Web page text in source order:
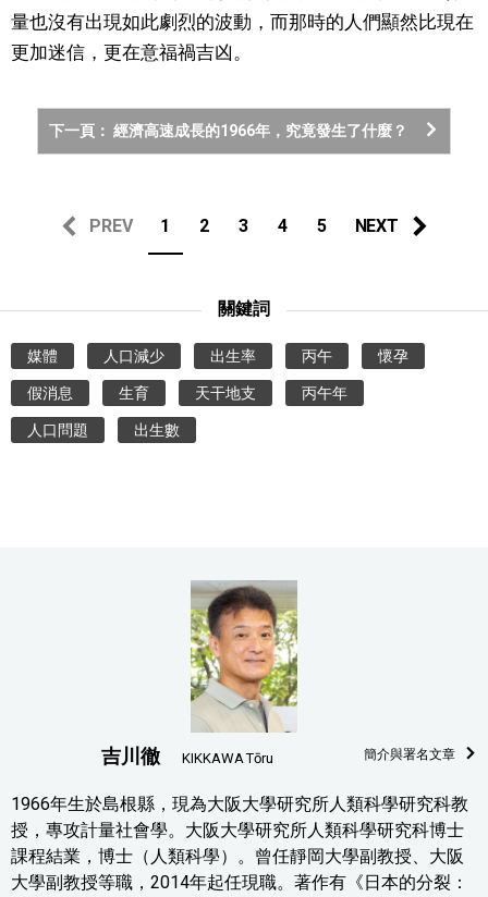
量也沒有出現如此劇烈的波動，而那時的人們顯然比現在
更加迷信，更在意福禍吉凶。
下一頁： 經濟高速成長的1966年，究竟發生了什麼？
PREV 1 2 3 4 5 NEXT
關鍵詞
媒體 人口減少 出生率 丙午 懷孕
假消息 生育 天干地支 丙午年
人口問題 出生數
吉川徹 KIKKAWA Tōru 簡介與署名文章
1966年生於島根縣，現為大阪大學研究所人類科學研究科教
授，專攻計量社會學。大阪大學研究所人類科學研究科博士
課程結業，博士（人類科學）。曾任靜岡大學副教授、大阪
大學副教授等職，2014年起任現職。著作有《日本的分裂：